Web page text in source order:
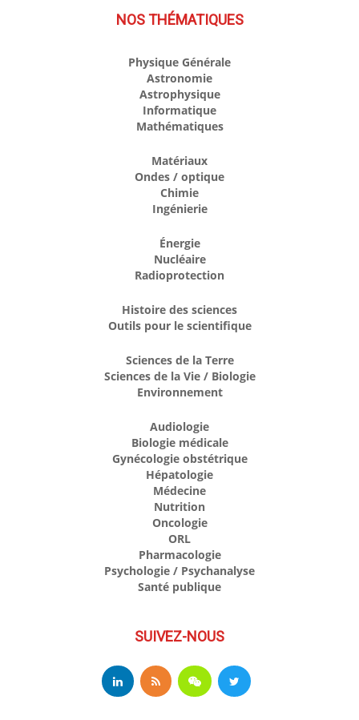
NOS THÉMATIQUES
Physique Générale
Astronomie
Astrophysique
Informatique
Mathématiques
Matériaux
Ondes / optique
Chimie
Ingénierie
Énergie
Nucléaire
Radioprotection
Histoire des sciences
Outils pour le scientifique
Sciences de la Terre
Sciences de la Vie / Biologie
Environnement
Audiologie
Biologie médicale
Gynécologie obstétrique
Hépatologie
Médecine
Nutrition
Oncologie
ORL
Pharmacologie
Psychologie / Psychanalyse
Santé publique
SUIVEZ-NOUS